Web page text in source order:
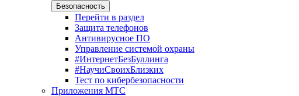
Безопасность
Перейти в раздел
Защита телефонов
Антивирусное ПО
Управление системой охраны
#ИнтернетБезБуллинга
#НаучиСвоихБлизких
Тест по кибербезопасности
Приложения МТС